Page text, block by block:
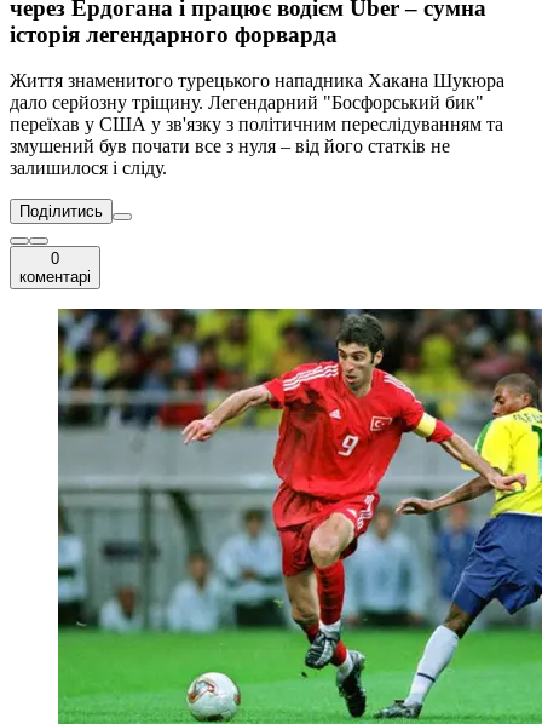
через Ердогана і працює водієм Uber – сумна
історія легендарного форварда
Життя знаменитого турецького нападника Хакана Шукюра
дало серйозну тріщину. Легендарний "Босфорський бик"
переїхав у США у зв'язку з політичним переслідуванням та
змушений був почати все з нуля – від його статків не
залишилося і сліду.
Поділитись
0
коментарі